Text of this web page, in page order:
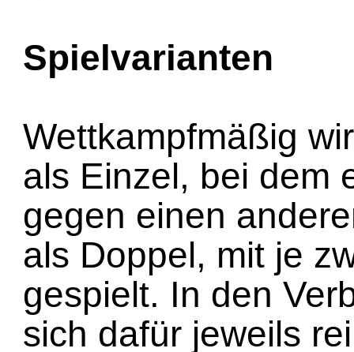
Spielvarianten
Wettkampfmäßig
als Einzel, bei dem
gegen einen
als Doppel, mit je
gespielt. In den
sich dafür jeweils